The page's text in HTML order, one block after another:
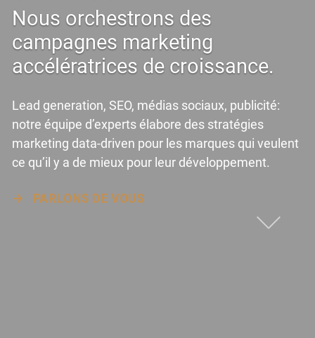
Nous orchestrons des
campagnes marketing
accélératrices de croissance.
Lead generation, SEO, médias sociaux, publicité:
notre équipe d’experts élabore des stratégies
marketing data-driven pour les marques qui veulent
ce qu’il y a de mieux pour leur développement.
→ PARLONS DE VOUS